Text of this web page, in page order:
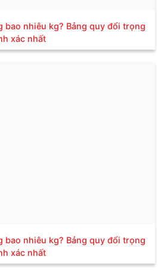
bao nhiêu kg? Bảng quy đổi trọng
xác nhất
bao nhiêu kg? Bảng quy đổi trọng
xác nhất